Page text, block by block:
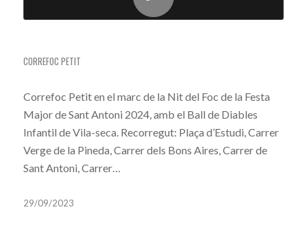
CORREFOC PETIT
Correfoc Petit en el marc de la Nit del Foc de la Festa
Major de Sant Antoni 2024, amb el Ball de Diables
Infantil de Vila-seca. Recorregut: Plaça d’Estudi, Carrer
Verge de la Pineda, Carrer dels Bons Aires, Carrer de
Sant Antoni, Carrer…
29/09/2023